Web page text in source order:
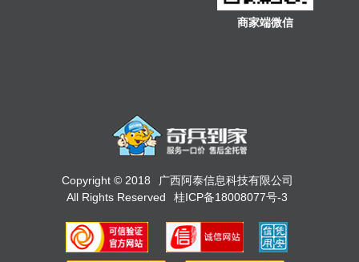
商家端微信
Copyright © 2018
广西阿泰信息科技有限公司
All Rights Reserved
桂ICP备18008077号-3